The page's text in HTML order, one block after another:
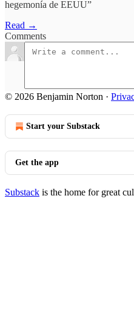
hegemonía de EEUU”
Read →
Comments
© 2026 Benjamin Norton ·
Start your Substack
Get the app
Substack is the home for great